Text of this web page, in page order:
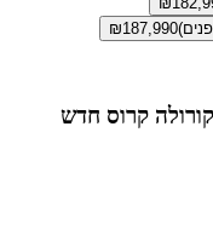
₪187,990
קרוס חדש